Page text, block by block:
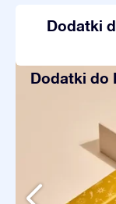
Dodatki
Dodatki do